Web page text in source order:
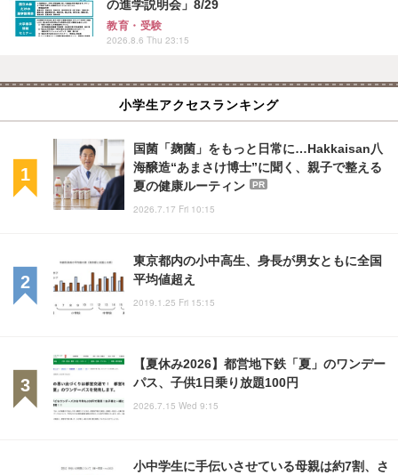
の進学説明会」8/29
教育・受験
2026.8.6 Thu 23:15
小学生アクセスランキング
国菌「麹菌」をもっと日常に…Hakkaisan八
海醸造“あまさけ博士”に聞く、親子で整える
夏の健康ルーティン
PR
2026.7.17 Fri 10:15
東京都内の小中高生、身長が男女ともに全国
平均値超え
2019.1.25 Fri 15:15
【夏休み2026】都営地下鉄「夏」のワンデー
パス、子供1日乗り放題100円
2026.7.15 Wed 9:15
小中学生に手伝いさせている母親は約7割、さ